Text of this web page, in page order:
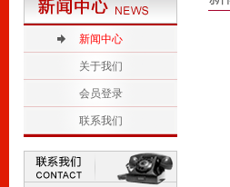
3
新闻中心
关于我们
会员登录
联系我们